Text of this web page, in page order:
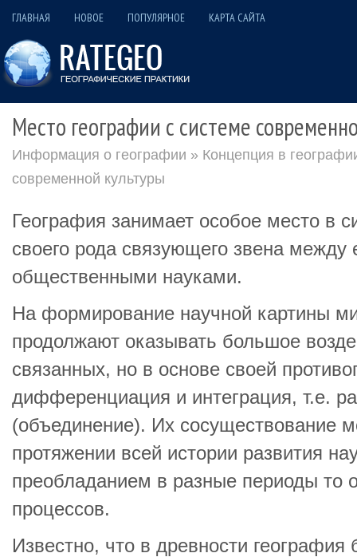
ГЛАВНАЯ НОВОЕ ПОПУЛЯРНОЕ КАРТА САЙТА
Место географии с системе
Информация о географии » Концепция в
современной культуры
География занимает особое место в
своего рода связующего звена между
общественными науками.
На формирование научной картины
продолжают оказывать большое
связанных, но в основе своей
дифференциация и интеграция, т.е.
(объединение). Их сосуществование
протяжении всей истории развития
преобладанием в разные периоды то
процессов.
Известно, что в древности